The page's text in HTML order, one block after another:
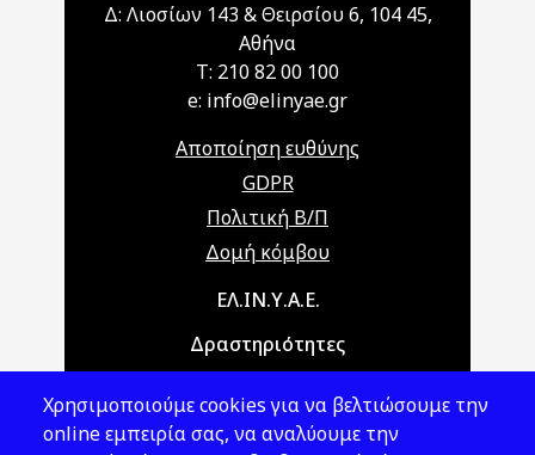
Δ: Λιοσίων 143 & Θειρσίου 6, 104 45,
Αθήνα
T: 210 82 00 100
e: info@elinyae.gr
Αποποίηση ευθύνης
GDPR
Πολιτική Β/Π
Δομή κόμβου
Main navigationΕΛ.ΙΝ.Υ.Α.Ε.
Δραστηριότητες
Νομοθεσία
Χρησιμοποιούμε cookies για να βελτιώσουμε την
online εμπειρία σας, να αναλύουμε την